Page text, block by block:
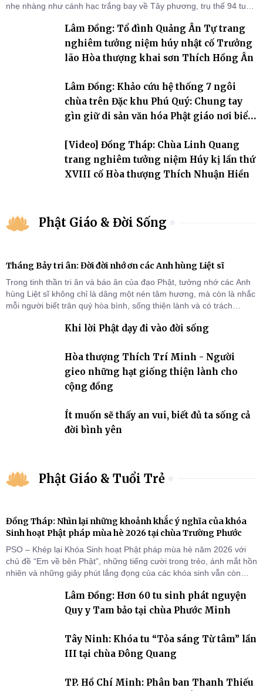
nhẹ nhàng như cánh hạc trắng bay về Tây phương, trụ thế 94 tuổi
Lâm Đồng: Tổ đình Quảng Ân Tự trang
nghiêm tưởng niệm húy nhật cố Trưởng
lão Hòa thượng khai sơn Thích Hồng Ân
Lâm Đồng: Khảo cứu hệ thống 7 ngôi
chùa trên Đặc khu Phú Quý: Chung tay
gìn giữ di sản văn hóa Phật giáo nơi biển
[Video] Đồng Tháp: Chùa Linh Quang
trang nghiêm tưởng niệm Húy kị lần thứ
XVIII cố Hòa thượng Thích Nhuận Hiền
Phật Giáo & Đời Sống
Tháng Bảy tri ân: Đời đời nhớ ơn các Anh hùng Liệt sĩ
Trong tinh thần tri ân và báo ân của đạo Phật, tưởng nhớ các Anh
hùng Liệt sĩ không chỉ là dâng một nén tâm hương, mà còn là nhắc
mỗi người biết trân quý hòa bình, sống thiện lành và có trách
Khi lời Phật dạy đi vào đời sống
Hòa thượng Thích Trí Minh - Người
gieo những hạt giống thiện lành cho
cộng đồng
Ít muốn sẽ thấy an vui, biết đủ ta sống cả
đời bình yên
Phật Giáo & Tuổi Trẻ
Đồng Tháp: Nhìn lại những khoảnh khắc ý nghĩa của khóa
Sinh hoạt Phật pháp mùa hè 2026 tại chùa Trường Phước
PSO – Khép lại Khóa Sinh hoạt Phật pháp mùa hè năm 2026 với
chủ đề “Em về bên Phật”, những tiếng cười trong trẻo, ánh mắt hồn
nhiên và những giây phút lắng đọng của các khóa sinh vẫn còn
Tháp). Những tuần tu học ngắn ngủi nhưng đã trở thành hành
trang quý báu, gieo những hạt giống thiện l
Lâm Đồng: Hơn 60 tu sinh phát nguyện
Quy y Tam bảo tại chùa Phước Minh
Tây Ninh: Khóa tu “Tỏa sáng Từ tâm” lần
III tại chùa Đông Quang
TP. Hồ Chí Minh: Phân ban Thanh Thiếu